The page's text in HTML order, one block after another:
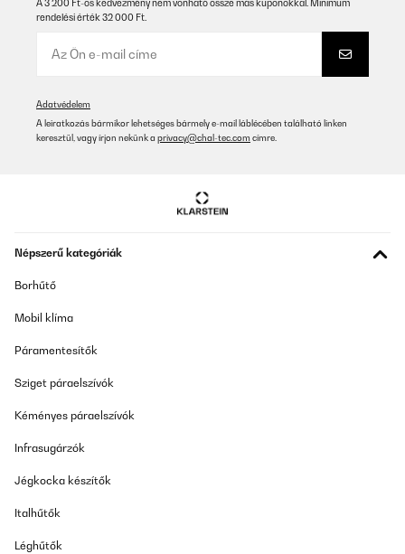
A 3 200 Ft-os kedvezmény nem vonható össze más kuponokkal. Minimum
rendelési érték 32 000 Ft.
Adatvédelem
A leiratkozás bármikor lehetséges bármely e-mail láblécében található linken
keresztül, vagy írjon nekünk a privacy@chal-tec.com címre.
Népszerű kategóriák
Borhűtő
Mobil klíma
Páramentesítők
Sziget páraelszívók
Kéményes páraelszívók
Infrasugárzók
Jégkocka készítők
Italhűtők
Léghűtők